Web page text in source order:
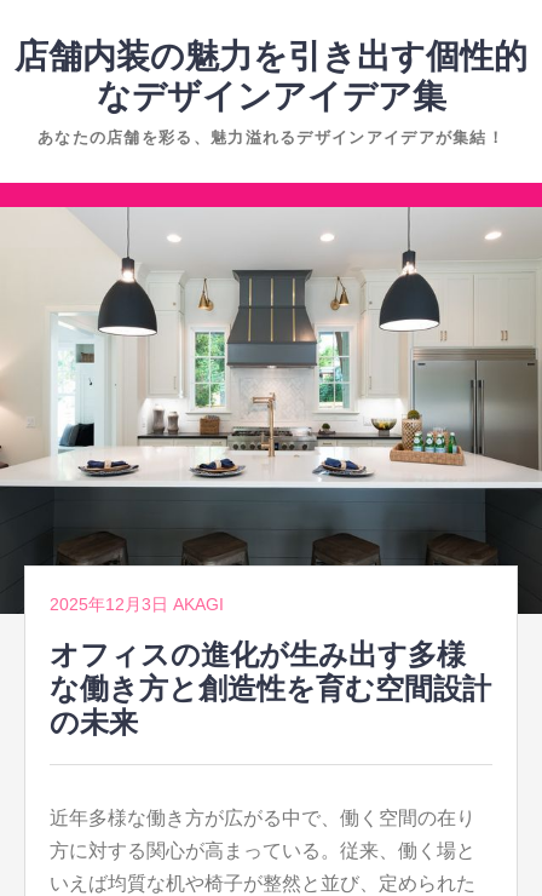
へ
ス
店舗内装の魅力を引き出す個性的
なデザインアイデア集
あなたの店舗を彩る、魅力溢れるデザインアイデアが集結！
コ
ス
ッ
2025年12月3日 AKAGI
オフィスの進化が生み出す多様
な働き方と創造性を育む空間設計
の未来
近年多様な働き方が広がる中で、働く空間の在り
方に対する関心が高まっている。 従来、働く場と
いえば均質な机や椅子が整然と並び、定められた